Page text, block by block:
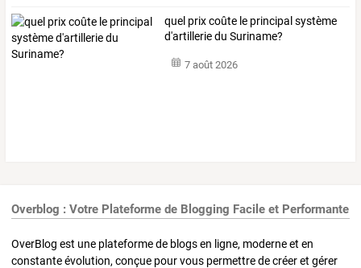
quel prix coûte le principal système
d'artillerie du Suriname?
7 août 2026
Overblog : Votre Plateforme de Blogging Facile et Performante
OverBlog est une plateforme de blogs en ligne, moderne et en
constante évolution, conçue pour vous permettre de créer et gérer